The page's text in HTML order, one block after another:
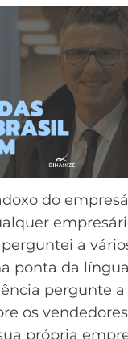
do
a
ponta da
pergunte a
os
própria